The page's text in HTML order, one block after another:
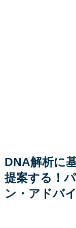
DNA解析に
提案する！
ン・アドバ